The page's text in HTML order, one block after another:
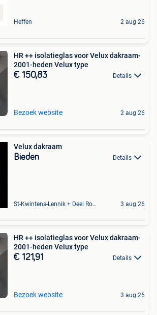
Heffen 2 aug 26
HR ++ isolatieglas voor Velux dakraam-
2001-heden Velux type
€ 150,83 Details
Bezoek website 2 aug 26
Velux dakraam
Bieden Details
St-Kwintens-Lennik + Deel Roosdaal 3 aug 26
HR ++ isolatieglas voor Velux dakraam-
2001-heden Velux type
€ 121,91 Details
Bezoek website 3 aug 26